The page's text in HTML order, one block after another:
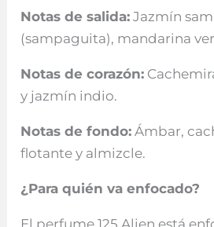
Notas de salida: Jazmín
(sampaguita), mandarina
Notas de corazón:
y jazmín indio.
Notas de fondo: Ámbar,
flotante y almizcle.
¿Para quién va enfocado?
El perfume 125 Alien está